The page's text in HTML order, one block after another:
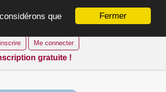
Fermer
que
Me connecter
gratuite !